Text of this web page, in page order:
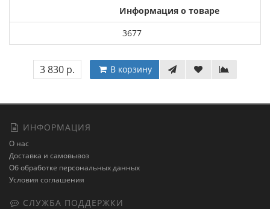
Информация о товаре
3677
3 830 р. В корзину
ИНФОРМАЦИЯ
О нас
Доставка и самовывоз
Об обработке персональных данных
Условия соглашения
СЛУЖБА ПОДДЕРЖКИ